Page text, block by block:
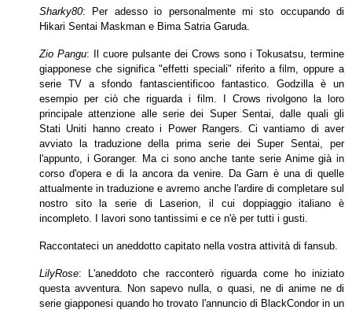
Sharky80: Per adesso io personalmente mi sto occupando di
Hikari Sentai Maskman e Bima Satria Garuda.
Zio Pangu: Il cuore pulsante dei Crows sono i Tokusatsu, termine
giapponese che significa "effetti speciali" riferito a film, oppure a
serie TV a sfondo fantascientificoo fantastico. Godzilla è un
esempio per ciò che riguarda i film. I Crows rivolgono la loro
principale attenzione alle serie dei Super Sentai, dalle quali gli
Stati Uniti hannocreato i Power Rangers. Ci vantiamo di aver
avviato la traduzione della prima serie dei Super Sentai, per
l'appunto, i Goranger. Ma ci sono anche tante serie Anime già in
corso d'opera e di la ancora da venire. Da Garn è una di quelle
attualmente in traduzione e avremo anche l'ardire di completare sul
nostro sito la serie di Laserion,
il cui doppiaggio italiano è
incompleto. I lavori sono tantissimi e ce n'è per tutti i gusti.
Raccontateci un aneddotto capitato nella vostra attività di fansub.
LilyRose: L'aneddoto che racconterò riguarda come ho iniziato
questa avventura. Non sapevo nulla, o quasi, ne di anime ne di
serie giapponesi quando ho trovato l'annuncio di BlackCondor in un